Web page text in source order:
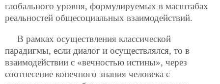
глобального уровня, формулируемых в масштабах
реальностей общесоциальных взаимодействий.
В рамках осуществления классической
парадигмы, если диалог и осуществлялся, то в
взаимодействии с «вечностью истины», через
соотнесение конечного знания человека с